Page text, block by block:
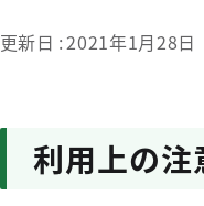
更新日 2021年1月28日
利用上の注